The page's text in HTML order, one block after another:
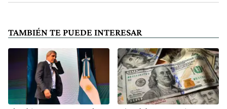
TAMBIÉN TE PUEDE INTERESAR